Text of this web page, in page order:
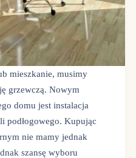
mieszkanie, musimy
grzewczą. Nowym
domu jest instalacja
podłogowego. Kupując
nie mamy jednak
szansę wyboru